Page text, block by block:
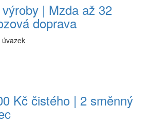
| Mzda až 32
doprava
úvazek
Kč čistého | 2 směnný